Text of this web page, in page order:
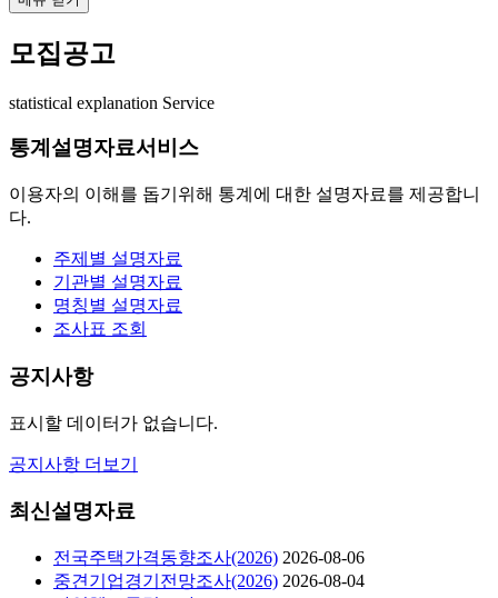
모집공고
statistical explanation Service
통계설명자료서비스
이용자의 이해를 돕기위해 통계에 대한 설명자료를 제공합니
다.
주제별 설명자료
기관별 설명자료
명칭별 설명자료
조사표 조회
공지사항
표시할 데이터가 없습니다.
공지사항 더보기
최신설명자료
전국주택가격동향조사(2026) 2026-08-06
중견기업경기전망조사(2026) 2026-08-04